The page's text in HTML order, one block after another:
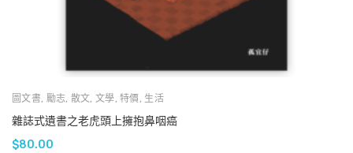
圖文書, 勵志, 散文, 文學,特價 , 生活
雜誌式遺書之老虎頭上擁抱鼻咽癌
$80.00